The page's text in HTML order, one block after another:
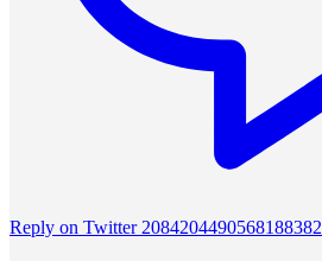
Reply on Twitter 2084204490568188382